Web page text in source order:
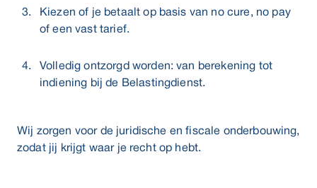
Kiezen of je betaalt op basis van no cure, no pay
of een vast tarief.
Volledig ontzorgd worden: van berekening tot
indiening bij de Belastingdienst.
Wij zorgen voor de juridische en fiscale onderbouwing,
zodat jij krijgt waar je recht op hebt.